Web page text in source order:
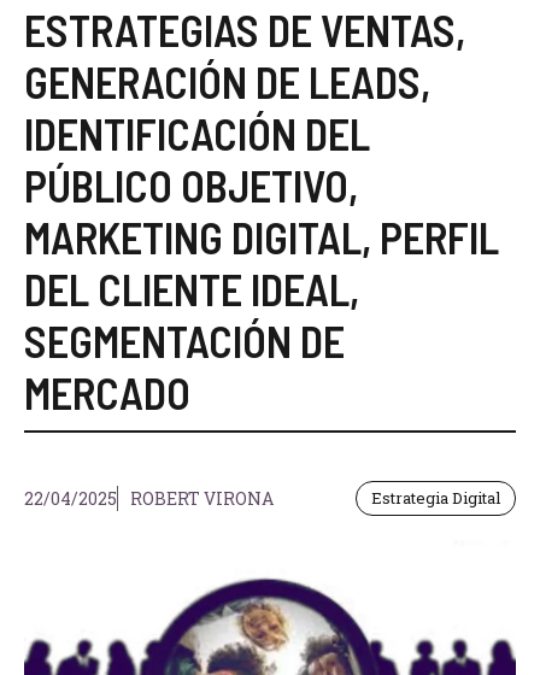
ESTRATEGIAS DE VENTAS,
GENERACIÓN DE LEADS,
IDENTIFICACIÓN DEL
PÚBLICO OBJETIVO,
MARKETING DIGITAL, PERFIL
DEL CLIENTE IDEAL,
SEGMENTACIÓN DE
MERCADO
22/04/2025 ROBERT VIRONA Estrategia Digital